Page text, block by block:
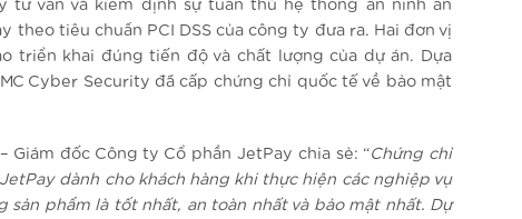
tư vấn và kiểm định sự tuân thủ hệ thống an ninh an
theo tiêu chuẩn PCI DSS của công ty đưa ra. Hai đơn vị
triển khai đúng tiến độ và chất lượng của dự án. Dựa
Cyber Security đã cấp chứng chỉ quốc tế về bảo mật
– Giám đốc Công ty Cổ phần JetPay chia sẻ: “Chứng chỉ
dành cho khách hàng khi thực hiện các nghiệp vụ
sản phẩm là tốt nhất, an toàn nhất và bảo mật nhất. Dự